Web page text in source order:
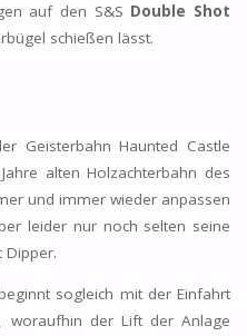
auf den S&S Double Shot
schießen lässt.
Geisterbahn Haunted Castle
alten Holzachterbahn des
und immer wieder anpassen
leider nur noch selten seine
Dipper.
sogleich mit der Einfahrt
woraufhin der Lift der Anlage